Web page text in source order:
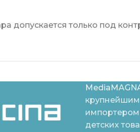
допускается только под
детских